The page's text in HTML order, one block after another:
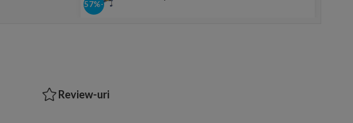
-57% ViConnect
Review-uri